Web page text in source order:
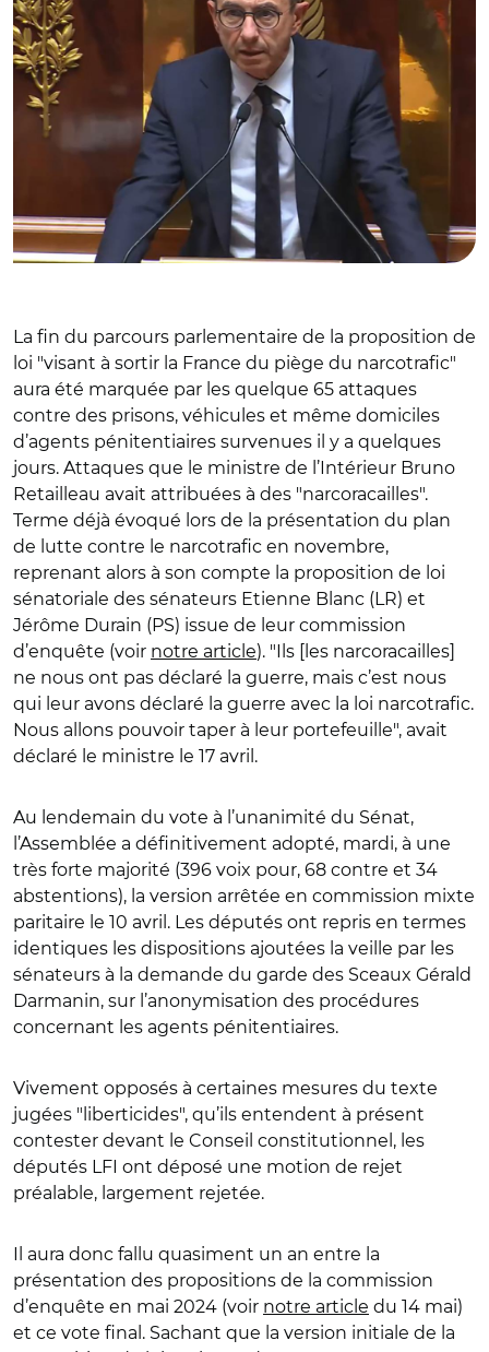
La fin du parcours parlementaire de la proposition de
loi "visant à sortir la France du piège du narcotrafic"
aura été marquée par les quelque 65 attaques
contre des prisons, véhicules et même domiciles
d’agents pénitentiaires survenues il y a quelques
jours. Attaques que le ministre de l’Intérieur Bruno
Retailleau avait attribuées à des "narcoracailles".
Terme déjà évoqué lors de la présentation du plan
de lutte contre le narcotrafic en novembre,
reprenant alors à son compte la proposition de loi
sénatoriale des sénateurs Etienne Blanc (LR) et
Jérôme Durain (PS) issue de leur commission
d’enquête (voir notre article). "Ils [les narcoracailles]
ne nous ont pas déclaré la guerre, mais c’est nous
qui leur avons déclaré la guerre avec la loi narcotrafic.
Nous allons pouvoir taper à leur portefeuille", avait
déclaré le ministre le 17 avril.
Au lendemain du vote à l’unanimité du Sénat,
l’Assemblée a définitivement adopté, mardi, à une
très forte majorité (396 voix pour, 68 contre et 34
abstentions), la version arrêtée en commission mixte
paritaire le 10 avril. Les députés ont repris en termes
identiques les dispositions ajoutées la veille par les
sénateurs à la demande du garde des Sceaux Gérald
Darmanin, sur l’anonymisation des procédures
concernant les agents pénitentiaires.
Vivement opposés à certaines mesures du texte
jugées "liberticides", qu’ils entendent à présent
contester devant le Conseil constitutionnel, les
députés LFI ont déposé une motion de rejet
préalable, largement rejetée.
Il aura donc fallu quasiment un an entre la
présentation des propositions de la commission
d’enquête en mai 2024 (voir notre article du 14 mai)
et ce vote final. Sachant que la version initiale de la